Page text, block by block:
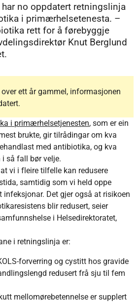
no oppdatert retningslinja
i primærhelsetenesta. –
rett for å førebyggje
Knut Berglund
ett år gammel, informasjonen
i primærhelsetjenesten, som er ein
brukte, gir tilrådingar om kva
med antibiotika, og kva
så fall bør velje.
vi i fleire tilfelle kan redusere
samtidig som vi held oppe
Det gjer også at risikoen
blir redusert, seier
i Helsedirektoratet,
i retningslinja er:
forverring og cystitt hos gravide
redusert frå sju til fem
mellomørebetennelse er supplert